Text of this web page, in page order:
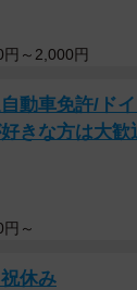
～2,000円
動車免許/ド
きな方は大
～
休み